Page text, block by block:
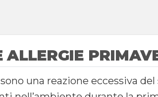
ALLERGIE
sono una reazione eccessiva